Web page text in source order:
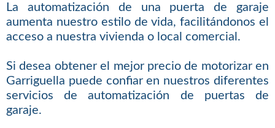
La automatización de una puerta de garaje
aumenta nuestro estilo de vida, facilitándonos el
acceso a nuestra vivienda o local comercial.
Si desea obtener el mejor precio de motorizar en
Garriguella puede confiar en nuestros diferentes
servicios de automatización de puertas de
garaje.